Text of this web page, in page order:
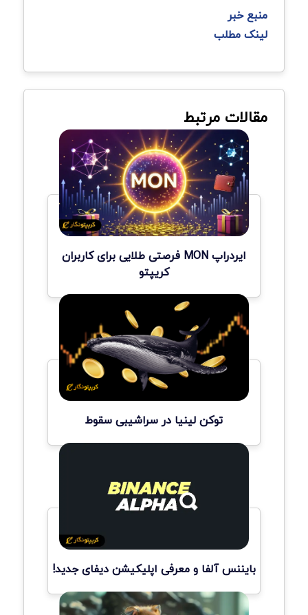
منبع خبر
لینک مطلب
مقالات مرتبط
ایردراپ MON فرصتی طلایی برای کاربران
کریپتو
توکن لینیا در سراشیبی سقوط
بایننس آلفا و معرفی اپلیکیشن دیفای جدید!